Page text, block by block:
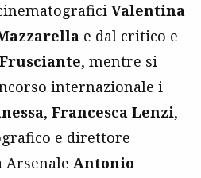
Valentina
e dal critico e
, mentre si
internazionale i
, Francesca Lenzi,
e direttore
Arsenale Antonio